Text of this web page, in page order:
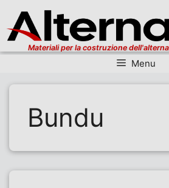
Materiali per la costruzione
Menu
Bundu